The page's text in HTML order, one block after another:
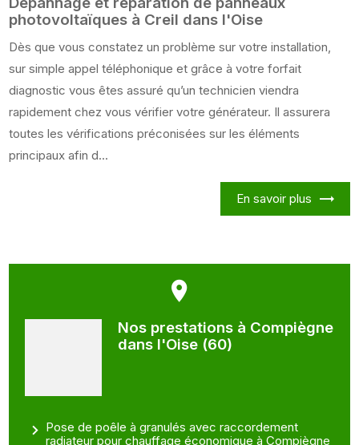
photovoltaïques à Creil dans l'Oise
Dès que vous constatez un problème sur votre installation,
sur simple appel téléphonique et grâce à votre forfait
diagnostic vous êtes assuré qu’un technicien viendra
rapidement chez vous vérifier votre générateur. Il assurera
toutes les vérifications préconisées sur les éléments
principaux afin d...
En savoir plus
Nos prestations à Compiègne
dans l'Oise (60)
Pose de poêle à granulés avec raccordement
radiateur pour chauffage économique à Compiègne